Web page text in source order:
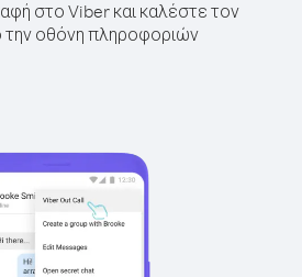
στο Viber και καλέστε τον
την οθόνη πληροφοριών